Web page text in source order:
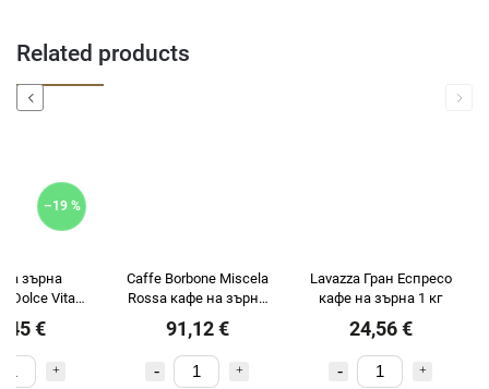
Related products
Previous
–19 %
зърна
Dolce Vita
€
Caffe Borbone Miscela
Rossa кафе на зърна
91,12 €
Lavazza Гран Еспресо
кафе на зърна 1 кг
24,56 €
Next